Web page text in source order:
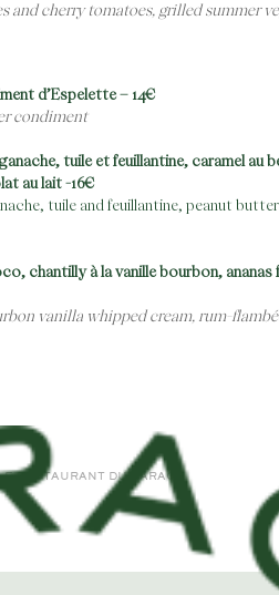
Aller
contenu
and cherry tomatoes, grilled summer
d’Espelette – 14€
condiment
tuile et feuillantine, caramel au
au lait -16€
tuile and feuillantine, peanut
chantilly à la vanille bourbon, ananas
vanilla whipped cream, rum-
RESTAURANT DU GARAGE